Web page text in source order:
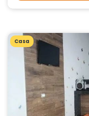
Casa